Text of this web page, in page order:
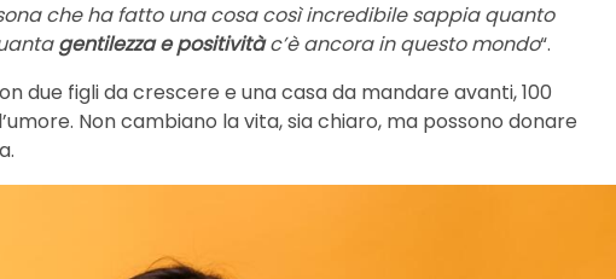
che ha fatto una cosa così incredibile sappia quanto
gentilezza e positivitàc’è ancora in questo mondo“.
due figli da crescere e una casa da mandare avanti, 100
Non cambiano la vita, sia chiaro, ma possono donare